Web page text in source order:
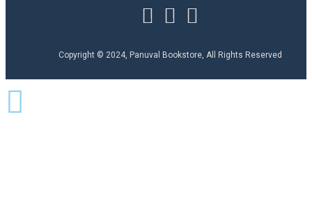
Copyright © 2024, Panuval Bookstore, All Rights Reserved